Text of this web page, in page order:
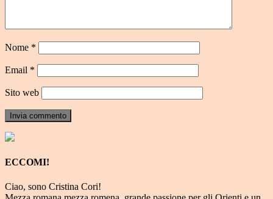
Nome *
Email *
Sito web
ECCOMI!
Ciao, sono Cristina Cori!